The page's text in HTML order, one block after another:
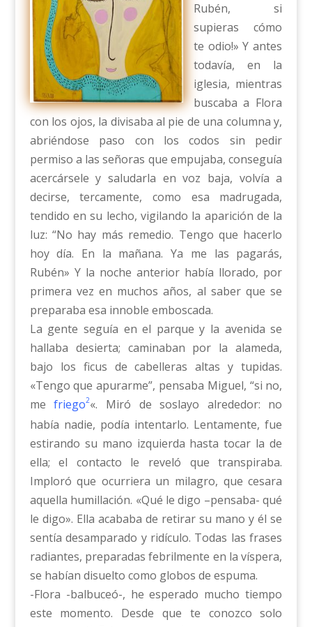
Rubén, si
supieras cómo
te odio!» Y antes
todavía, en la
iglesia, mientras
buscaba a Flora
con los ojos, la divisaba al pie de una columna y,
abriéndose paso con los codos sin pedir
permiso a las señoras que empujaba, conseguía
acercársele y saludarla en voz baja, volvía a
decirse, tercamente, como esa madrugada,
tendido en su lecho, vigilando la aparición de la
luz: “No hay más remedio. Tengo que hacerlo
hoy día. En la mañana. Ya me las pagarás,
Rubén» Y la noche anterior había llorado, por
primera vez en muchos años, al saber que se
preparaba esa innoble emboscada.
La gente seguía en el parque y la avenida se
hallaba desierta; caminaban por la alameda,
bajo los ficus de cabelleras altas y tupidas.
«Tengo que apurarme”, pensaba Miguel, “si no,
mefriego2«. Miró de soslayo alrededor: no
había nadie, podía intentarlo. Lentamente, fue
estirando su mano izquierda hasta tocar la de
ella; el contacto le reveló que transpiraba.
Imploró que ocurriera un milagro, que cesara
aquella humillación. «Qué le digo –pensaba- qué
le digo». Ella acababa de retirar su mano y él se
sentía desamparado y ridículo. Todas las frases
radiantes, preparadas febrilmente en la víspera,
se habían disuelto como globos de espuma.
-Flora -balbuceó-, he esperado mucho tiempo
este momento. Desde que te conozco solo